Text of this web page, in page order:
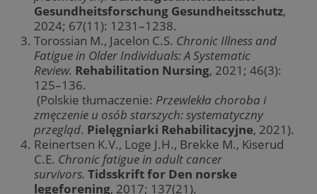
Gesundheitsforschung Gesundheitsschutz,
2024; 67(11): 1231–1238.
Torossian M., Jacelon C.S. Chronic Illness and
Fatigue in Older Individuals: A Systematic
Review. Rehabilitation Nursing, 2021; 46(3):
125–136.
(Polskie tłumaczenie: Przewlekła choroba i
zmęczenie u osób starszych: systematyczny
przegląd. Pielęgniarki Rehabilitacyjne, 2021).
Reinertsen K.V., Loge J.H., Brekke M., Kiserud
C.E. Chronic fatigue in adult cancer
survivors. Tidsskrift for Den norske
legeforening, 2017; 137(21).